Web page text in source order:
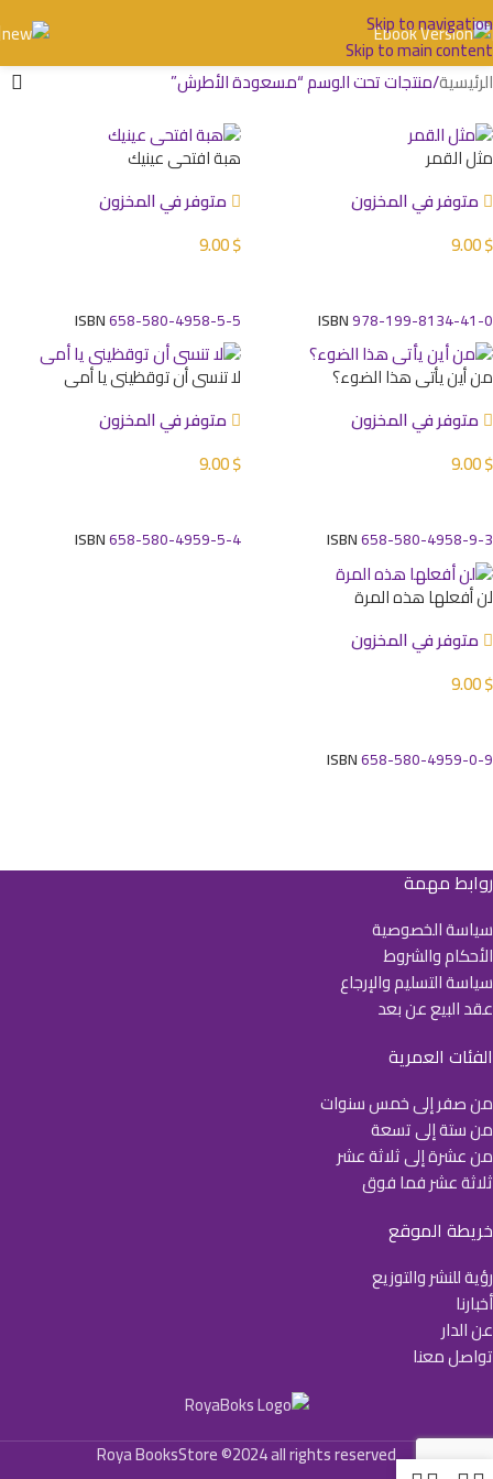
Skip to navigation
Skip to main content
الرئيسية منتجات تحت الوسم “مسعودة الأطرش”
مثل القمر
متوفر في المخزون
9.00$
ISBN978-199-8134-41-0
هبة افتحي عينيك
متوفر في المخزون
9.00$
ISBN658-580-4958-5-5
من أين يأتي هذا الضوء؟
متوفر في المخزون
9.00$
ISBN658-580-4958-9-3
لا تنسي أن توقظيني يا أمي
متوفر في المخزون
9.00$
ISBN658-580-4959-5-4
لن أفعلها هذه المرة
متوفر في المخزون
9.00$
ISBN658-580-4959-0-9
روابط مهمة
سياسة الخصوصية
الأحكام والشروط
سياسة التسليم والإرجاع
عقد البيع عن بعد
الفئات العمرية
من صفر إلى خمس سنوات
من ستة إلى تسعة
من عشرة إلى ثلاثة عشر
ثلاثة عشر فما فوق
خريطة الموقع
رؤية للنشر والتوزيع
أخبارنا
عن الدار
تواصل معنا
Roya BooksStore ©2024 all rights reserved